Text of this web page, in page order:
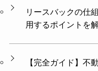
リースバックの仕
用するポイントを
【完全ガイド】不